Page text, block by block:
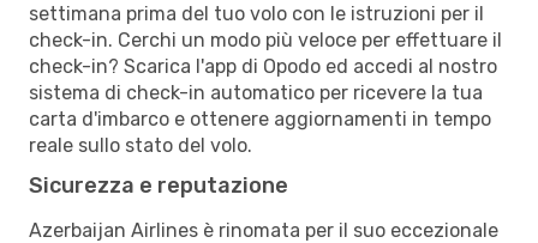
settimana prima del tuo volo con le istruzioni per il
check-in. Cerchi un modo più veloce per effettuare il
check-in? Scarica l'app di Opodo ed accedi al nostro
sistema di check-in automatico per ricevere la tua
carta d'imbarco e ottenere aggiornamenti in tempo
reale sullo stato del volo.
Sicurezza e reputazione
Azerbaijan Airlines è rinomata per il suo eccezionale